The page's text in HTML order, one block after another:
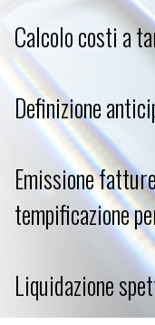
Calcolo costi a
Definizione
Emissione
tempificazione
Liquidazione